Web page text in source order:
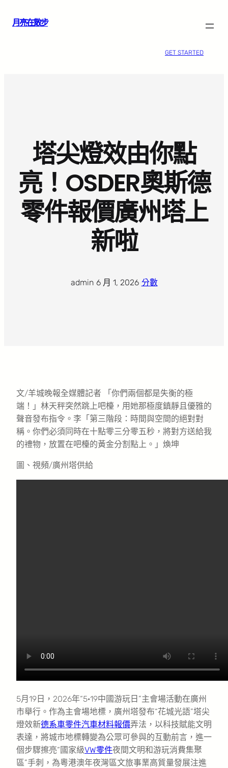
月亮在散步
GET STARTED
塔尖燈效由你點
亮！OSDER奧斯德
零件報價廣州塔上
新啦
admin· 6 月 1, 2026· 分數
文/羊城晚報全媒體記者 「你們兩個都是失衡的極
端！」林天秤突然跳上吧檯，用她那極度鎮靜且優雅的
聲音發布指令。李「第三階段：時間與空間的絕對對
稱。你們必須同時在十點零三分零五秒，將對方送給我
的禮物，放置在吧檯的黃金分割點上。」煥坤
圖、視頻/廣州塔供給
5月19日，2026年“5·19中國游玩日”主會場活動在廣州
市舉行。作為主會場地標，廣州塔發布“花城光語”塔尖
燈效新德系車零件汽車材料報價弄法，以科技賦能文明
表達，將城市地標轉變為公眾可參與的互動前言，進一
個步驟擦亮“國家級VW零件夜間文明和游玩消費集聚
區”手刺，為粵港澳年夜灣區文旅事業高質量發展注進